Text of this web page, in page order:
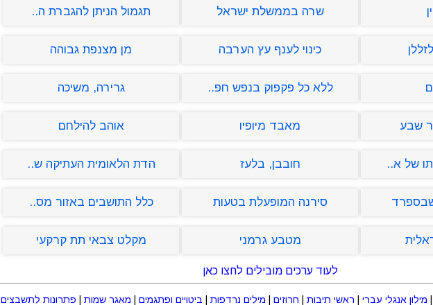
שרה בממשלת ישראל תגמול הניתן להגברת ה..
כינוי לענף עץ הערבה מן מצנפת גבוהה
ללא כל פקפוק בנפש חפ.. גרירה, משיכה
שבע מאבד מיופיו אוהב להילחם
של א.. חובבן, בלעז הדת הלאומית העתיקה ש..
שבספרד סירנה המופעלת בטעות כלל התושבים באזור מס..
מטבע גרמני מקלט צבאי תת קרקעי
לעוד ערכים מובילים לחצו כאן
מילון אנגלי עברי ראשי תיבות חרוזים מילים נרדפות ביטויים ופתגמים מאגר שמות פתרונות לתשבצים